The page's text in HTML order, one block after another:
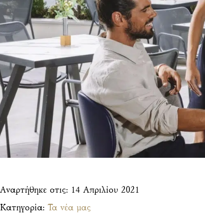
Αναρτήθηκε στις: 14 Απριλίου 2021
Κατηγορία: Τα νέα μας